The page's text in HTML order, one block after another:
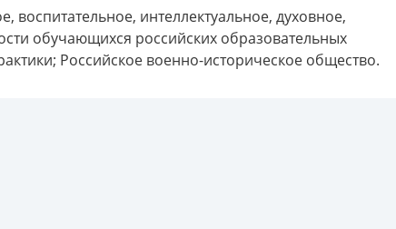
воспитательное, интеллектуальное, духовное,
обучающихся российских образовательных
Российское военно-историческое общество.